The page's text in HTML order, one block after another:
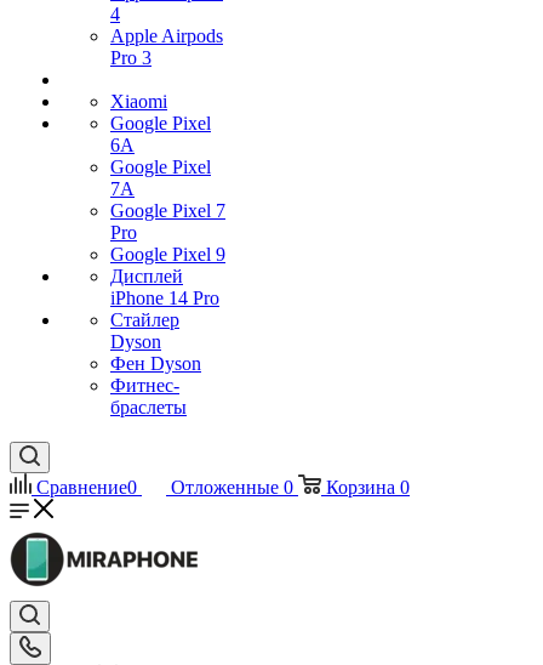
4
Apple Airpods
Pro 3
Xiaomi
Google Pixel
6A
Google Pixel
7А
Google Pixel 7
Pro
Google Pixel 9
Дисплей
iPhone 14 Pro
Стайлер
Dyson
Фен Dyson
Фитнес-
браслеты
Сравнение0 Отложенные 0 Корзина 0